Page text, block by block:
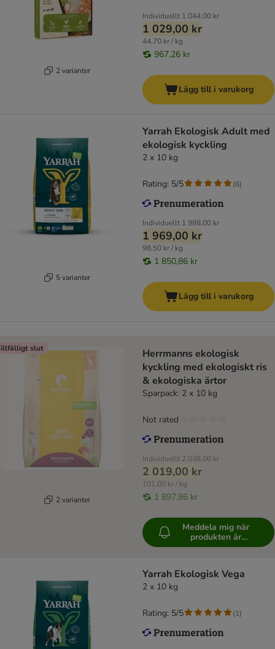
2 varianter
Individuellt 1 044,00 kr
1 029,00 kr
44,70 kr / kg
967,26 kr
Lägg till i varukorg
5 varianter
Yarrah Ekologisk Adult med
ekologisk kyckling
2 x 10 kg
Individuellt 1 988,00 kr
1 969,00 kr
98,50 kr / kg
1 850,86 kr
Rating: 5/5 (6)
Lägg till i varukorg
slut
2 varianter
Herrmanns ekologisk
kyckling med ekologiskt ris
& ekologiska ärtor
Sparpack: 2 x 10 kg
Individuellt 2 038,00 kr
2 019,00 kr
101,00 kr / kg
1 897,86 kr
Not rated
Meddela mig när
produkten är
tillgänglig
Yarrah Ekologisk Vega
2 x 10 kg
Rating: 5/5 (1)